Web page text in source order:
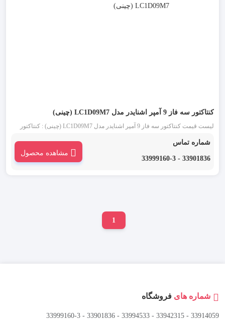
کنتاکتور سه فاز 9 آمپر اشنایدر مدل LC1D09M7 (چینی)
لیست قیمت کنتاکتور سه فاز 9 آمپر اشنایدر مدل LC1D09M7 (چینی) : کنتاکتور
جدید کنتاکتورهای اشنایدر D9 که کنتاکتور قاپک سفید نیز نامیده می شود، ساختاری
شماره تماس
33901836 - 33999160-3
مشاهده محصول
1
شماره های فروشگاه
33914059 - 33942315 - 33994533 - 33901836 - 33999160-3 ​